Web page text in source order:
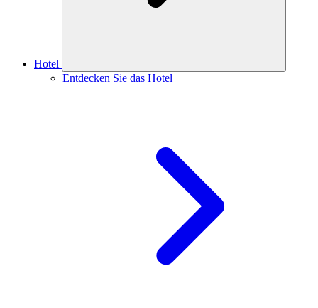
Hotel
Entdecken Sie das Hotel